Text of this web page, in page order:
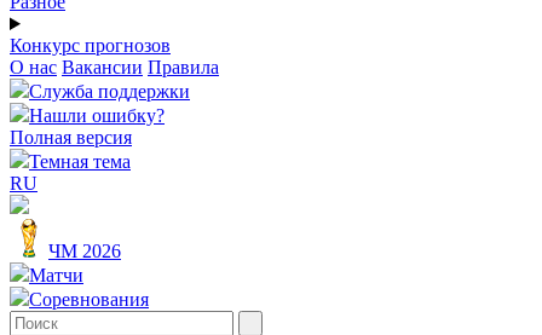
Конкурс прогнозов
О нас Вакансии Правила
Служба поддержки
Нашли ошибку?
Полная версия
Темная тема
RU
ЧМ 2026
Матчи
Соревнования